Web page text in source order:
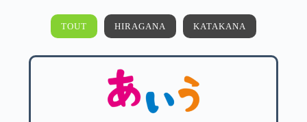
TOUT HIRAGANA KATAKANA